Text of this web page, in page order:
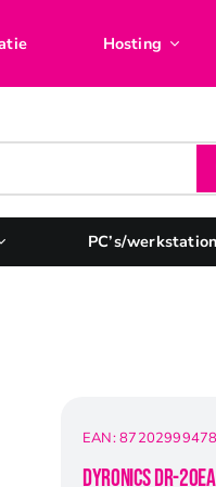
Hosting
PC’s/
EAN:
Dyronics DR-